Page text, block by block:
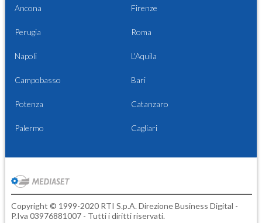
Ancona Firenze
Perugia Roma
Napoli L'Aquila
Campobasso Bari
Potenza Catanzaro
Palermo Cagliari
Copyright © 1999-2020 RTI S.p.A. Direzione Business Digital -
P.Iva 03976881007 - Tutti i diritti riservati.